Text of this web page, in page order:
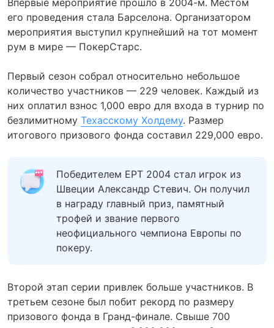
Впервые мероприятие прошло в 2004-м. Местом
его проведения стала Барселона. Организатором
мероприятия выступил крупнейший на тот момент
рум в мире — ПокерСтарс.
Первый сезон собрал относительно небольшое
количество участников — 229 человек. Каждый из
них оплатил взнос 1,000 евро для входа в турнир по
безлимитному Техасскому Холдему. Размер
итогового призового фонда составил 229,000 евро.
Победителем EPT 2004 стал игрок из
Швеции Александр Стевич. Он получил
в награду главный приз, памятный
трофей и звание первого
неофициального чемпиона Европы по
покеру.
Второй этап серии привлек больше участников. В
третьем сезоне был побит рекорд по размеру
призового фонда в Гранд-финале. Свыше 700